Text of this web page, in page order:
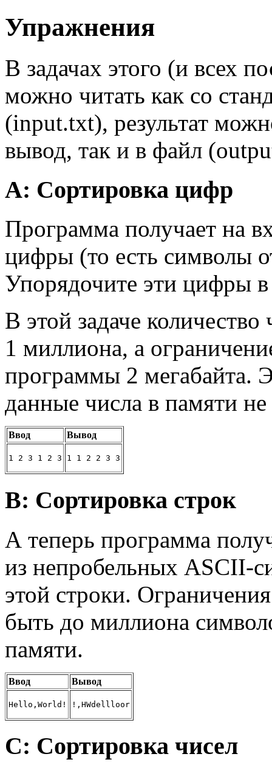
Упражнения
В задачах этого (и всех
можно читать как со
(input.txt), результат
вывод, так и в файл
A: Сортировка цифр
Программа получает на
цифры (то есть символы
Упорядочите эти цифры
В этой задаче
1 миллиона, а
программы 2 мегабайта.
данные числа в памяти
Ввод Вывод
1 2 3 1 2 3 1 1 2 2 3 3
B: Сортировка строк
А теперь программа
из непробельных ASCII-
этой строки.
быть до миллиона
памяти.
Ввод Вывод
Hello,World! !,HWdellloor
C: Сортировка чисел